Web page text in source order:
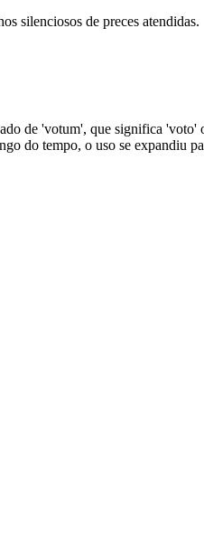
silenciosos de preces atendidas.
de 'votum', que significa 'voto'
do tempo, o uso se expandiu